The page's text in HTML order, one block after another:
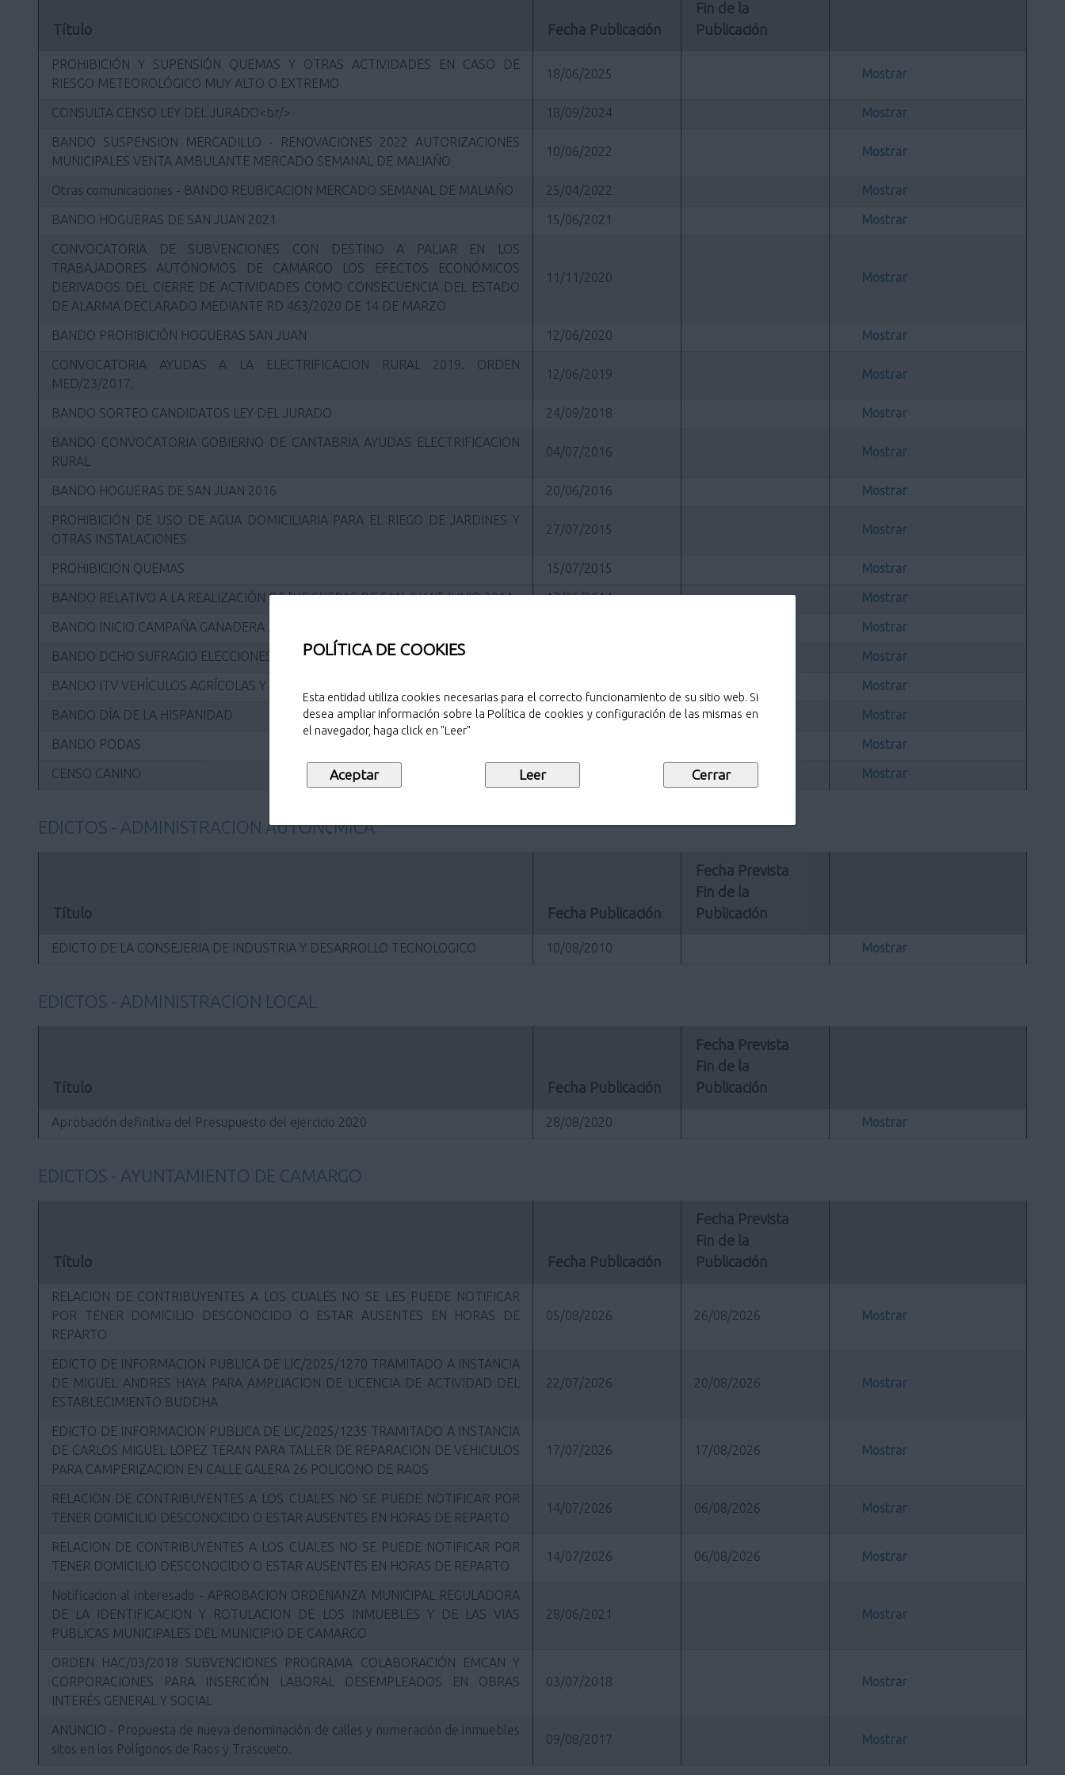
POLÍTICA DE COOKIES
Esta entidad utiliza cookies necesarias para el correcto funcionamiento de su sitio web. Si
desea ampliar información sobre la Política de cookies y configuración de las mismas en
el navegador, haga click en "Leer"
Título Fecha Publicación
Fin de la
Publicación
PROHIBICIÓN Y SUPENSIÓN QUEMAS Y OTRAS ACTIVIDADES EN CASO DE
RIESGO METEOROLÓGICO MUY ALTO O EXTREMO
18/06/2025 Mostrar
CONSULTA CENSO LEY DEL JURADO<br/> 18/09/2024 Mostrar
BANDO SUSPENSION MERCADILLO - RENOVACIONES 2022 AUTORIZACIONES
MUNICIPALES VENTA AMBULANTE MERCADO SEMANAL DE MALIAÑO
10/06/2022 Mostrar
Otras comunicaciones - BANDO REUBICACION MERCADO SEMANAL DE MALIAÑO 25/04/2022 Mostrar
BANDO HOGUERAS DE SAN JUAN 2021 15/06/2021 Mostrar
CONVOCATORIA DE SUBVENCIONES CON DESTINO A PALIAR EN LOS
TRABAJADORES AUTÓNOMOS DE CAMARGO LOS EFECTOS ECONÓMICOS
DERIVADOS DEL CIERRE DE ACTIVIDADES COMO CONSECUENCIA DEL ESTADO
DE ALARMA DECLARADO MEDIANTE RD 463/2020 DE 14 DE MARZO
11/11/2020 Mostrar
BANDO PROHIBICIÓN HOGUERAS SAN JUAN 12/06/2020 Mostrar
CONVOCATORIA AYUDAS A LA ELECTRIFICACION RURAL 2019. ORDEN
MED/23/2017.
12/06/2019 Mostrar
BANDO SORTEO CANDIDATOS LEY DEL JURADO 24/09/2018 Mostrar
BANDO CONVOCATORIA GOBIERNO DE CANTABRIA AYUDAS ELECTRIFICACION
RURAL
04/07/2016 Mostrar
BANDO HOGUERAS DE SAN JUAN 2016 20/06/2016 Mostrar
PROHIBICIÓN DE USO DE AGUA DOMICILIARIA PARA EL RIEGO DE JARDINES Y
OTRAS INSTALACIONES
27/07/2015 Mostrar
PROHIBICION QUEMAS 15/07/2015 Mostrar
BANDO RELATIVO A LA REALIZACIÓN DE "HOGUERAS DE SAN JUAN" JUNIO 2014 17/06/2014 Mostrar
BANDO INICIO CAMPAÑA GANADERA 2011 Mostrar
BANDO DCHO SUFRAGIO ELECCIONES MUNICIPALES Mostrar
BANDO ITV VEHÍCULOS AGRÍCOLAS Y CICLOMOTORES A DOS RUEDAS Mostrar
BANDO DÍA DE LA HISPANIDAD 22/09/2010 Mostrar
BANDO PODAS Mostrar
CENSO CANINO 01/09/2010 Mostrar
EDICTOS - ADMINISTRACION AUTON¢MICA
Título Fecha Publicación
Fecha Prevista
Fin de la
Publicación
EDICTO DE LA CONSEJERIA DE INDUSTRIA Y DESARROLLO TECNOLOGICO 10/08/2010 Mostrar
EDICTOS - ADMINISTRACION LOCAL
Título Fecha Publicación
Fecha Prevista
Fin de la
Publicación
Aprobación definitiva del Presupuesto del ejercicio 2020 28/08/2020 Mostrar
EDICTOS - AYUNTAMIENTO DE CAMARGO
Título Fecha Publicación
Fecha Prevista
Fin de la
Publicación
RELACION DE CONTRIBUYENTES A LOS CUALES NO SE LES PUEDE NOTIFICAR
POR TENER DOMICILIO DESCONOCIDO O ESTAR AUSENTES EN HORAS DE
REPARTO
05/08/2026 26/08/2026 Mostrar
EDICTO DE INFORMACION PUBLICA DE LIC/2025/1270 TRAMITADO A INSTANCIA
DE MIGUEL ANDRES HAYA PARA AMPLIACION DE LICENCIA DE ACTIVIDAD DEL
ESTABLECIMIENTO BUDDHA
22/07/2026 20/08/2026 Mostrar
EDICTO DE INFORMACION PUBLICA DE LIC/2025/1235 TRAMITADO A INSTANCIA
DE CARLOS MIGUEL LOPEZ TERAN PARA TALLER DE REPARACION DE VEHICULOS
PARA CAMPERIZACION EN CALLE GALERA 26 POLIGONO DE RAOS
17/07/2026 17/08/2026 Mostrar
RELACION DE CONTRIBUYENTES A LOS CUALES NO SE PUEDE NOTIFICAR POR
TENER DOMICILIO DESCONOCIDO O ESTAR AUSENTES EN HORAS DE REPARTO
14/07/2026 06/08/2026 Mostrar
RELACION DE CONTRIBUYENTES A LOS CUALES NO SE PUEDE NOTIFICAR POR
TENER DOMICILIO DESCONOCIDO O ESTAR AUSENTES EN HORAS DE REPARTO
14/07/2026 06/08/2026 Mostrar
Notificacion al interesado - APROBACION ORDENANZA MUNICIPAL REGULADORA
DE LA IDENTIFICACION Y ROTULACION DE LOS INMUEBLES Y DE LAS VIAS
PUBLICAS MUNICIPALES DEL MUNICIPIO DE CAMARGO
28/06/2021 Mostrar
ORDEN HAC/03/2018 SUBVENCIONES PROGRAMA COLABORACIÓN EMCAN Y
CORPORACIONES PARA INSERCIÓN LABORAL DESEMPLEADOS EN OBRAS
INTERÉS GENERAL Y SOCIAL
03/07/2018 Mostrar
ANUNCIO - Propuesta de nueva denominación de calles y numeración de inmuebles
sitos en los Polígonos de Raos y Trascueto.
09/08/2017 Mostrar